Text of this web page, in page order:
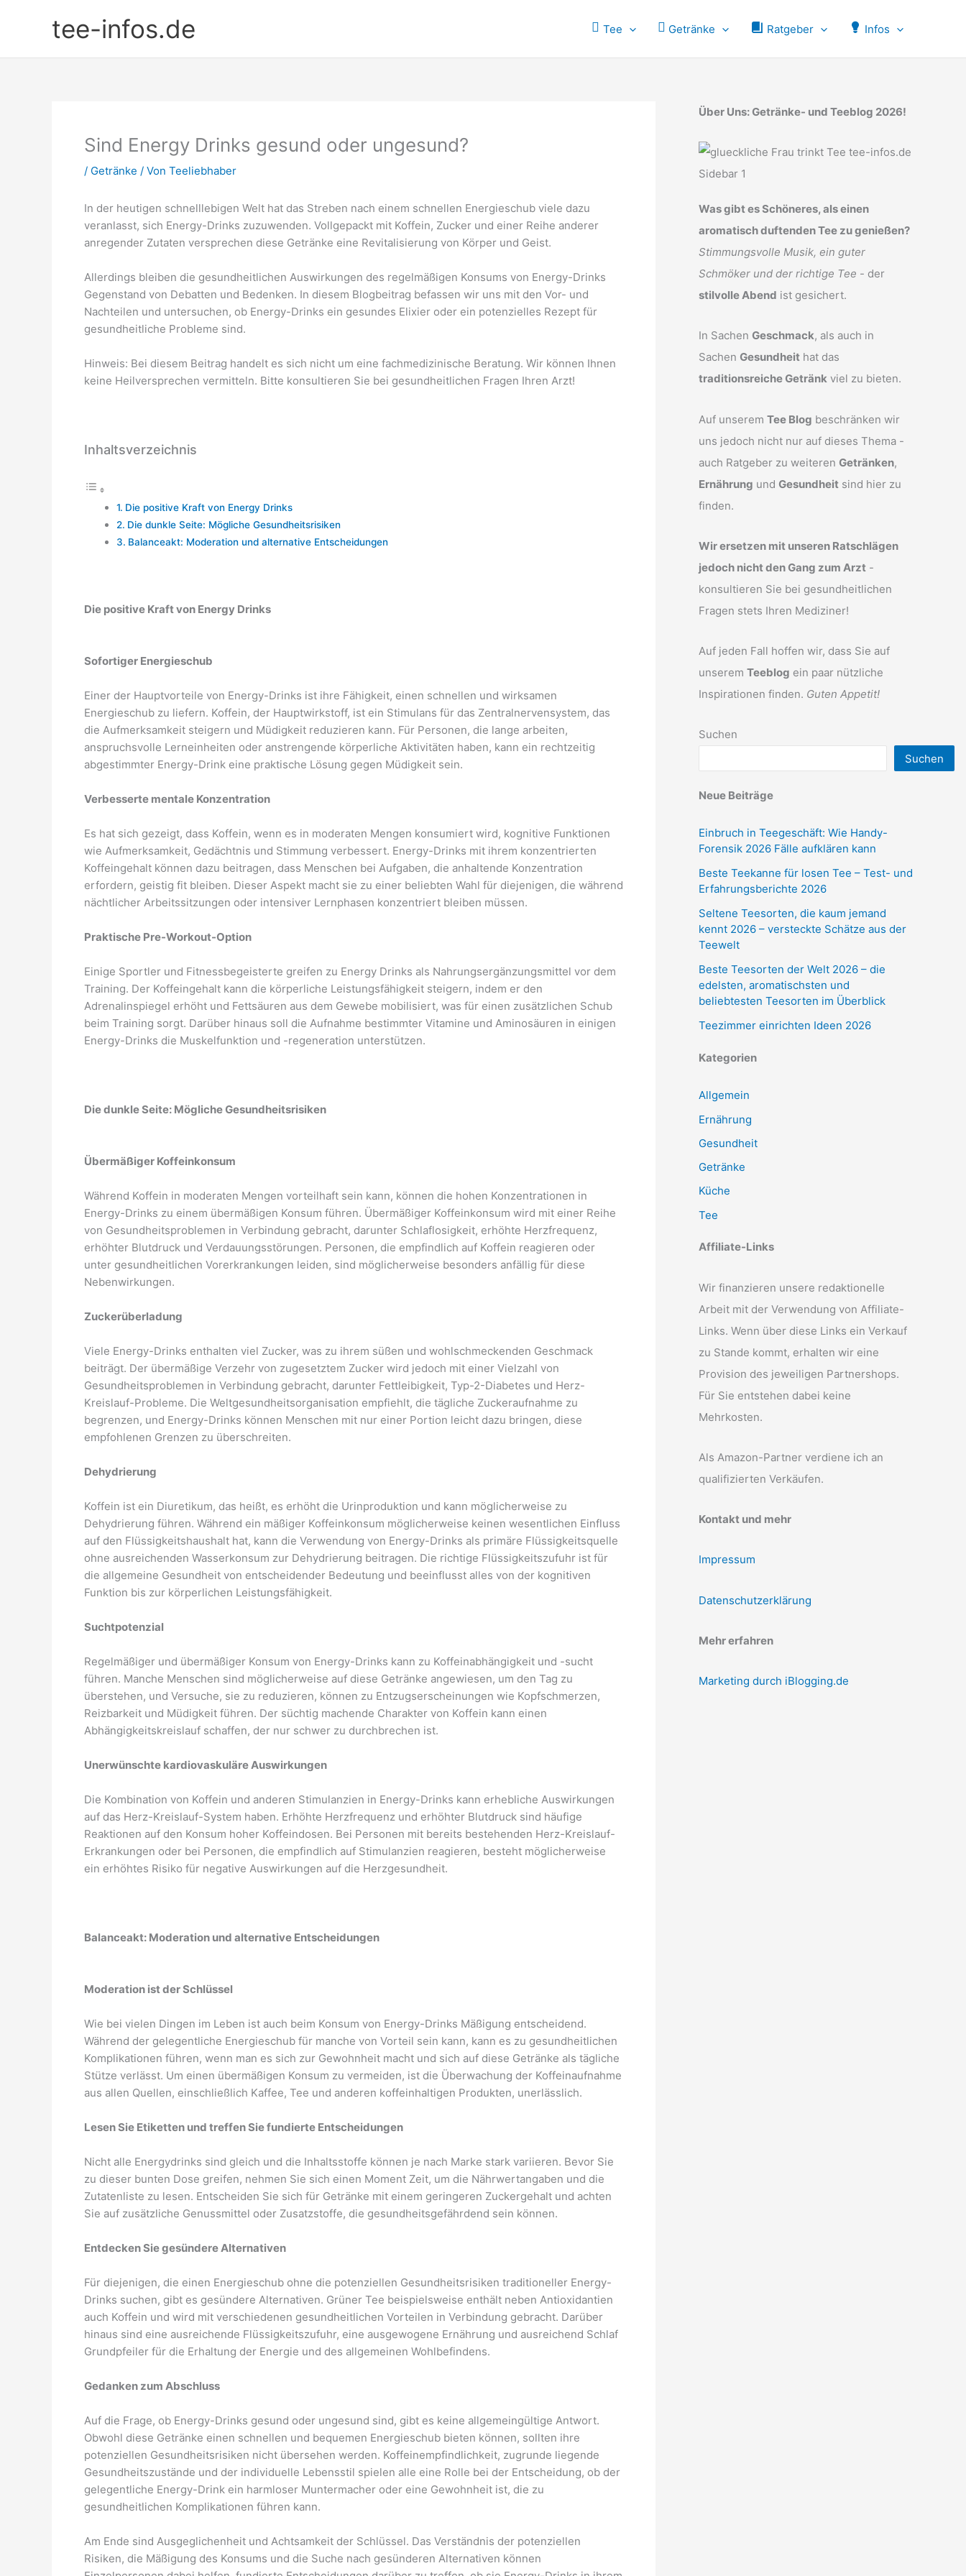
tee-infos.de Tee Getränke Ratgeber Infos
Sind Energy Drinks gesund oder ungesund?
/ Getränke / Von Teeliebhaber
In der heutigen schnelllebigen Welt hat das Streben nach einem schnellen Energieschub viele dazu
veranlasst, sich Energy-Drinks zuzuwenden. Vollgepackt mit Koffein, Zucker und einer Reihe anderer
anregender Zutaten versprechen diese Getränke eine Revitalisierung von Körper und Geist.
Allerdings bleiben die gesundheitlichen Auswirkungen des regelmäßigen Konsums von Energy-Drinks
Gegenstand von Debatten und Bedenken. In diesem Blogbeitrag befassen wir uns mit den Vor- und
Nachteilen und untersuchen, ob Energy-Drinks ein gesundes Elixier oder ein potenzielles Rezept für
gesundheitliche Probleme sind.
Hinweis: Bei diesem Beitrag handelt es sich nicht um eine fachmedizinische Beratung. Wir können Ihnen
keine Heilversprechen vermitteln. Bitte konsultieren Sie bei gesundheitlichen Fragen Ihren Arzt!
Inhaltsverzeichnis
Die positive Kraft von Energy Drinks
Die dunkle Seite: Mögliche Gesundheitsrisiken
Balanceakt: Moderation und alternative Entscheidungen
Die positive Kraft von Energy Drinks
Sofortiger Energieschub
Einer der Hauptvorteile von Energy-Drinks ist ihre Fähigkeit, einen schnellen und wirksamen
Energieschub zu liefern. Koffein, der Hauptwirkstoff, ist ein Stimulans für das Zentralnervensystem, das
die Aufmerksamkeit steigern und Müdigkeit reduzieren kann. Für Personen, die lange arbeiten,
anspruchsvolle Lerneinheiten oder anstrengende körperliche Aktivitäten haben, kann ein rechtzeitig
abgestimmter Energy-Drink eine praktische Lösung gegen Müdigkeit sein.
Verbesserte mentale Konzentration
Es hat sich gezeigt, dass Koffein, wenn es in moderaten Mengen konsumiert wird, kognitive Funktionen
wie Aufmerksamkeit, Gedächtnis und Stimmung verbessert. Energy-Drinks mit ihrem konzentrierten
Koffeingehalt können dazu beitragen, dass Menschen bei Aufgaben, die anhaltende Konzentration
erfordern, geistig fit bleiben. Dieser Aspekt macht sie zu einer beliebten Wahl für diejenigen, die während
nächtlicher Arbeitssitzungen oder intensiver Lernphasen konzentriert bleiben müssen.
Praktische Pre-Workout-Option
Einige Sportler und Fitnessbegeisterte greifen zu Energy Drinks als Nahrungsergänzungsmittel vor dem
Training. Der Koffeingehalt kann die körperliche Leistungsfähigkeit steigern, indem er den
Adrenalinspiegel erhöht und Fettsäuren aus dem Gewebe mobilisiert, was für einen zusätzlichen Schub
beim Training sorgt. Darüber hinaus soll die Aufnahme bestimmter Vitamine und Aminosäuren in einigen
Energy-Drinks die Muskelfunktion und -regeneration unterstützen.
Die dunkle Seite: Mögliche Gesundheitsrisiken
Übermäßiger Koffeinkonsum
Während Koffein in moderaten Mengen vorteilhaft sein kann, können die hohen Konzentrationen in
Energy-Drinks zu einem übermäßigen Konsum führen. Übermäßiger Koffeinkonsum wird mit einer Reihe
von Gesundheitsproblemen in Verbindung gebracht, darunter Schlaflosigkeit, erhöhte Herzfrequenz,
erhöhter Blutdruck und Verdauungsstörungen. Personen, die empfindlich auf Koffein reagieren oder
unter gesundheitlichen Vorerkrankungen leiden, sind möglicherweise besonders anfällig für diese
Nebenwirkungen.
Zuckerüberladung
Viele Energy-Drinks enthalten viel Zucker, was zu ihrem süßen und wohlschmeckenden Geschmack
beiträgt. Der übermäßige Verzehr von zugesetztem Zucker wird jedoch mit einer Vielzahl von
Gesundheitsproblemen in Verbindung gebracht, darunter Fettleibigkeit, Typ-2-Diabetes und Herz-
Kreislauf-Probleme. Die Weltgesundheitsorganisation empfiehlt, die tägliche Zuckeraufnahme zu
begrenzen, und Energy-Drinks können Menschen mit nur einer Portion leicht dazu bringen, diese
empfohlenen Grenzen zu überschreiten.
Dehydrierung
Koffein ist ein Diuretikum, das heißt, es erhöht die Urinproduktion und kann möglicherweise zu
Dehydrierung führen. Während ein mäßiger Koffeinkonsum möglicherweise keinen wesentlichen Einfluss
auf den Flüssigkeitshaushalt hat, kann die Verwendung von Energy-Drinks als primäre Flüssigkeitsquelle
ohne ausreichenden Wasserkonsum zur Dehydrierung beitragen. Die richtige Flüssigkeitszufuhr ist für
die allgemeine Gesundheit von entscheidender Bedeutung und beeinflusst alles von der kognitiven
Funktion bis zur körperlichen Leistungsfähigkeit.
Suchtpotenzial
Regelmäßiger und übermäßiger Konsum von Energy-Drinks kann zu Koffeinabhängigkeit und -sucht
führen. Manche Menschen sind möglicherweise auf diese Getränke angewiesen, um den Tag zu
überstehen, und Versuche, sie zu reduzieren, können zu Entzugserscheinungen wie Kopfschmerzen,
Reizbarkeit und Müdigkeit führen. Der süchtig machende Charakter von Koffein kann einen
Abhängigkeitskreislauf schaffen, der nur schwer zu durchbrechen ist.
Unerwünschte kardiovaskuläre Auswirkungen
Die Kombination von Koffein und anderen Stimulanzien in Energy-Drinks kann erhebliche Auswirkungen
auf das Herz-Kreislauf-System haben. Erhöhte Herzfrequenz und erhöhter Blutdruck sind häufige
Reaktionen auf den Konsum hoher Koffeindosen. Bei Personen mit bereits bestehenden Herz-Kreislauf-
Erkrankungen oder bei Personen, die empfindlich auf Stimulanzien reagieren, besteht möglicherweise
ein erhöhtes Risiko für negative Auswirkungen auf die Herzgesundheit.
Balanceakt: Moderation und alternative Entscheidungen
Moderation ist der Schlüssel
Wie bei vielen Dingen im Leben ist auch beim Konsum von Energy-Drinks Mäßigung entscheidend.
Während der gelegentliche Energieschub für manche von Vorteil sein kann, kann es zu gesundheitlichen
Komplikationen führen, wenn man es sich zur Gewohnheit macht und sich auf diese Getränke als tägliche
Stütze verlässt. Um einen übermäßigen Konsum zu vermeiden, ist die Überwachung der Koffeinaufnahme
aus allen Quellen, einschließlich Kaffee, Tee und anderen koffeinhaltigen Produkten, unerlässlich.
Lesen Sie Etiketten und treffen Sie fundierte Entscheidungen
Nicht alle Energydrinks sind gleich und die Inhaltsstoffe können je nach Marke stark variieren. Bevor Sie
zu dieser bunten Dose greifen, nehmen Sie sich einen Moment Zeit, um die Nährwertangaben und die
Zutatenliste zu lesen. Entscheiden Sie sich für Getränke mit einem geringeren Zuckergehalt und achten
Sie auf zusätzliche Genussmittel oder Zusatzstoffe, die gesundheitsgefährdend sein können.
Entdecken Sie gesündere Alternativen
Für diejenigen, die einen Energieschub ohne die potenziellen Gesundheitsrisiken traditioneller Energy-
Drinks suchen, gibt es gesündere Alternativen. Grüner Tee beispielsweise enthält neben Antioxidantien
auch Koffein und wird mit verschiedenen gesundheitlichen Vorteilen in Verbindung gebracht. Darüber
hinaus sind eine ausreichende Flüssigkeitszufuhr, eine ausgewogene Ernährung und ausreichend Schlaf
Grundpfeiler für die Erhaltung der Energie und des allgemeinen Wohlbefindens.
Gedanken zum Abschluss
Auf die Frage, ob Energy-Drinks gesund oder ungesund sind, gibt es keine allgemeingültige Antwort.
Obwohl diese Getränke einen schnellen und bequemen Energieschub bieten können, sollten ihre
potenziellen Gesundheitsrisiken nicht übersehen werden. Koffeinempfindlichkeit, zugrunde liegende
Gesundheitszustände und der individuelle Lebensstil spielen alle eine Rolle bei der Entscheidung, ob der
gelegentliche Energy-Drink ein harmloser Muntermacher oder eine Gewohnheit ist, die zu
gesundheitlichen Komplikationen führen kann.
Am Ende sind Ausgeglichenheit und Achtsamkeit der Schlüssel. Das Verständnis der potenziellen
Risiken, die Mäßigung des Konsums und die Suche nach gesünderen Alternativen können
Über Uns: Getränke- und Teeblog 2026!
Was gibt es Schöneres, als einen
aromatisch duftenden Tee zu genießen?
Stimmungsvolle Musik, ein guter
Schmöker und der richtige Tee - der
stilvolle Abend ist gesichert.
In Sachen Geschmack, als auch in
Sachen Gesundheit hat das
traditionsreiche Getränk viel zu bieten.
Auf unserem Tee Blog beschränken wir
uns jedoch nicht nur auf dieses Thema -
auch Ratgeber zu weiteren Getränken,
Ernährung und Gesundheit sind hier zu
finden.
Wir ersetzen mit unseren Ratschlägen
jedoch nicht den Gang zum Arzt -
konsultieren Sie bei gesundheitlichen
Fragen stets Ihren Mediziner!
Auf jeden Fall hoffen wir, dass Sie auf
unserem Teeblog ein paar nützliche
Inspirationen finden. Guten Appetit!
Suchen
Suchen
Neue Beiträge
Einbruch in Teegeschäft: Wie Handy-
Forensik 2026 Fälle aufklären kann
Beste Teekanne für losen Tee – Test- und
Erfahrungsberichte 2026
Seltene Teesorten, die kaum jemand
kennt 2026 – versteckte Schätze aus der
Teewelt
Beste Teesorten der Welt 2026 – die
edelsten, aromatischsten und
beliebtesten Teesorten im Überblick
Teezimmer einrichten Ideen 2026
Kategorien
Allgemein
Ernährung
Gesundheit
Getränke
Küche
Tee
Affiliate-Links
Wir finanzieren unsere redaktionelle
Arbeit mit der Verwendung von Affiliate-
Links. Wenn über diese Links ein Verkauf
zu Stande kommt, erhalten wir eine
Provision des jeweiligen Partnershops.
Für Sie entstehen dabei keine
Mehrkosten.
Als Amazon-Partner verdiene ich an
qualifizierten Verkäufen.
Kontakt und mehr
Impressum
Datenschutzerklärung
Mehr erfahren
Marketing durch iBlogging.de